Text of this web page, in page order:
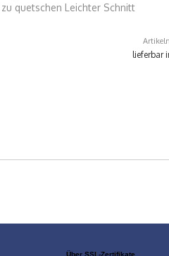
quetschen Leichter Schnitt
lieferbar
Über SSL-Zertifikate